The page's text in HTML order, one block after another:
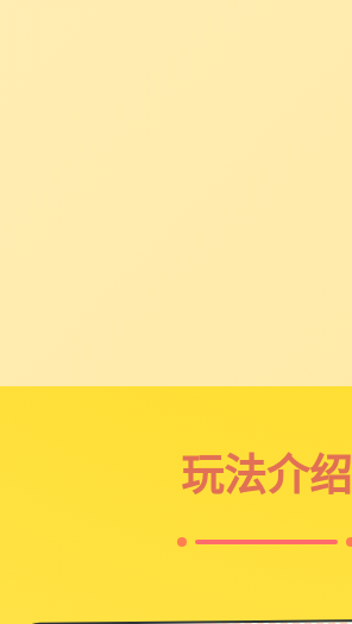
玩法介绍